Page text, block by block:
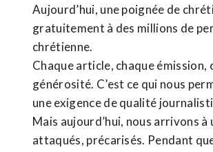
Aujourd’hui, une poignée de
gratuitement à des millions de
chrétienne.
Chaque article, chaque
générosité. C’est ce qui nous
une exigence de qualité
Mais aujourd’hui, nous arrivons
attaqués, précarisés. Pendant